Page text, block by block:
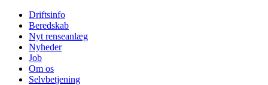
Driftsinfo
Beredskab
Nyt renseanlæg
Nyheder
Job
Om os
Selvbetjening